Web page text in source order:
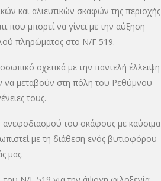
και αλιευτικών σκαφών της περιοχής
που μπορεί να γίνει με την αύξηση
πληρώματος στο Ν/Γ 519.
σχετικά με την παντελή έλλειψη
να μεταβούν στη πόλη του Ρεθύμνου
τους.
ανεφοδιασμού του σκάφους με καύσιμα
με τη διάθεση ενός βυτιοφόρου
μας.